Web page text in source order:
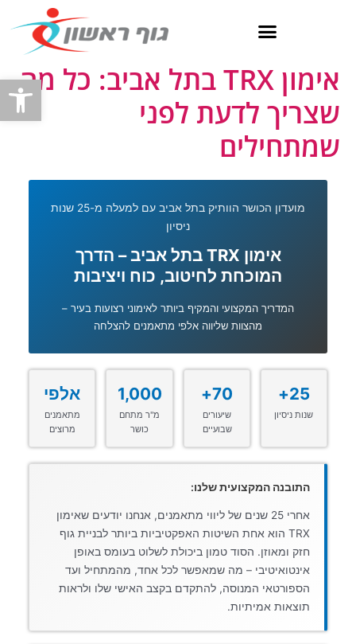
אימון TRX בתל אביב: כל מה
שצריך לדעת לפני
שמתחילים
מועדון הכושר הוותיק בתל אביב עם למעלה מ-25 שנות
ניסיון
אימון TRX בתל אביב – הדרך
המוכחת לחיטוב, כוח ויציבות
המדריך המקצועי והמקיף ביותר לאימוני רצועות בעיר –
מהצוות שליווה אלפי מתאמנים להצלחה
25+
שנות ניסיון
70+
שיעורים
שבועיים
1,000
מ"ר מתחם
כושר
אלפי
מתאמנים
מרוצים
התובנה המקצועית שלנו:
אחרי 25 שנים של ליווי מתאמנים, אנחנו יודעים שאימון
TRX הוא אחת השיטות האפקטיביות ביותר לבניית גוף
חזק ומאוזן. הסוד טמון ביכולת לשלוט בעומס באופן
אינטואיטיבי – מה שמאפשר לכל אחד, מהמתחיל ועד
הספורטאי המנוסה, להתקדם בקצב האישי שלו ולראות
תוצאות אמיתיות.